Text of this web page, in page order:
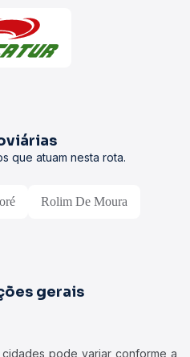
que atuam nesta rota.
Rolim De Moura
gerais
pode variar conforme a